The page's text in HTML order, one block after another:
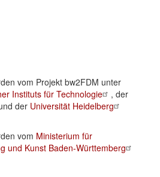
vom Projekt bw2FDM unter
Instituts für Technologie
, der
der Universität Heidelberg
vom Ministerium für
und Kunst Baden-Württemberg